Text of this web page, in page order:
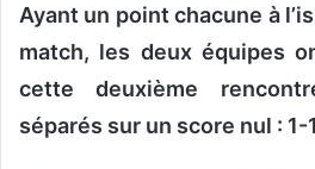
Ayant un point chacune à
match, les deux équipes
cette deuxième
séparés sur un score nul : 1-